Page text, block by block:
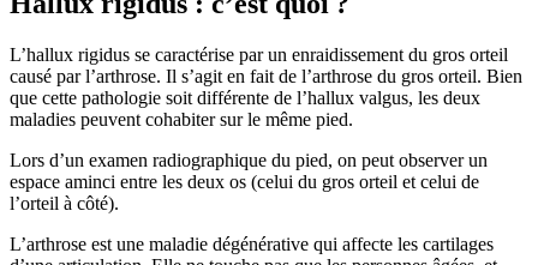
L’hallux rigidus se caractérise par un enraidissement du gros orteil
causé par l’arthrose. Il s’agit en fait de l’arthrose du gros orteil. Bien
que cette pathologie soit différente de l’hallux valgus, les deux
maladies peuvent cohabiter sur le même pied.
Lors d’un examen radiographique du pied, on peut observer un
espace aminci entre les deux os (celui du gros orteil et celui de
l’orteil à côté).
L’arthrose est une maladie dégénérative qui affecte les cartilages